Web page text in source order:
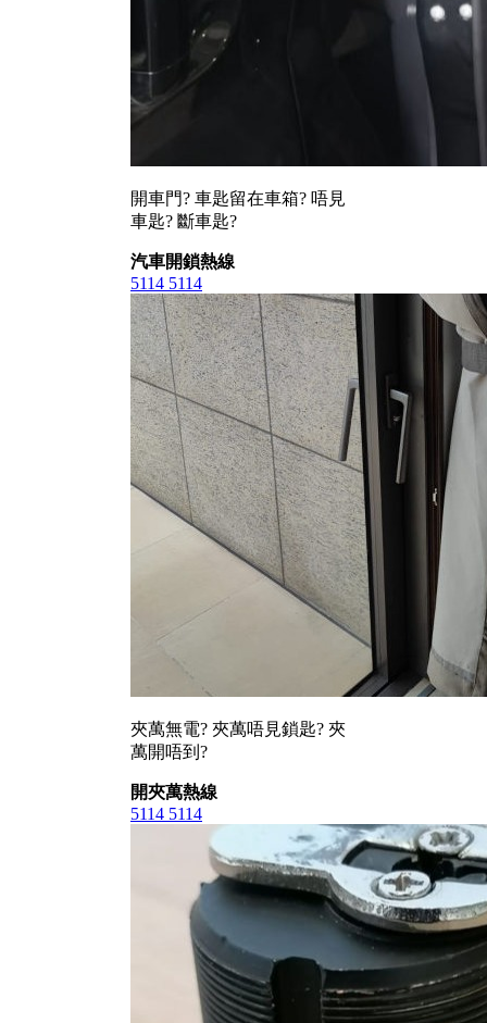
開車門? 車匙留在車箱? 唔見
車匙? 斷車匙?
汽車開鎖熱線
5114 5114
夾萬無電? 夾萬唔見鎖匙? 夾
萬開唔到?
開夾萬熱線
5114 5114